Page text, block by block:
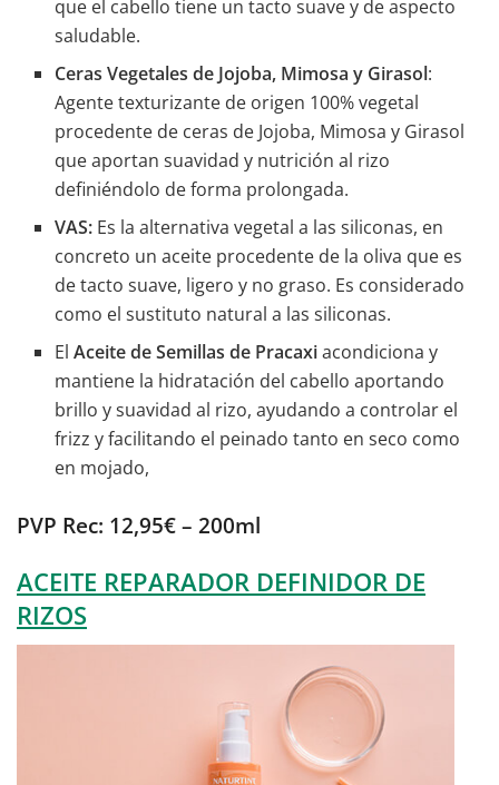
que el cabello tiene un tacto suave y de aspecto
saludable.
Ceras Vegetales de Jojoba, Mimosa y Girasol:
Agente texturizante de origen 100% vegetal
procedente de ceras de Jojoba, Mimosa y Girasol
que aportan suavidad y nutrición al rizo
definiéndolo de forma prolongada.
VAS: Es la alternativa vegetal a las siliconas, en
concreto un aceite procedente de la oliva que es
de tacto suave, ligero y no graso. Es considerado
como el sustituto natural a las siliconas.
ElAceite de Semillas de Pracaxiacondiciona y
mantiene la hidratación del cabello aportando
brillo y suavidad al rizo, ayudando a controlar el
frizz y facilitando el peinado tanto en seco como
en mojado,
PVP Rec: 12,95€ – 200ml
ACEITE REPARADOR DEFINIDOR DE
RIZOS